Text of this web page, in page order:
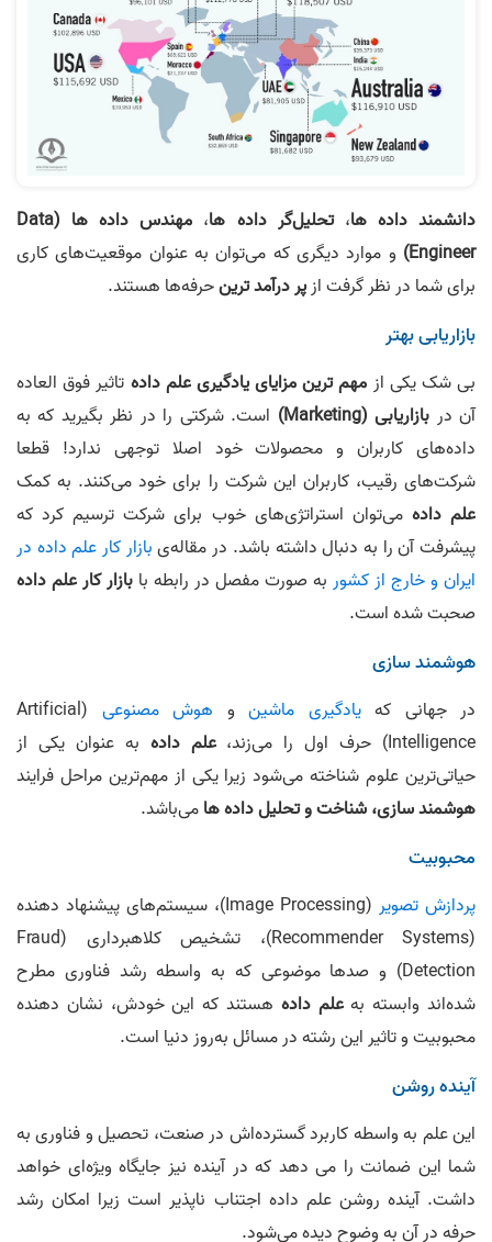
دانشمند داده ها،تحلیل‌گر داده ها،
مهندس داده ها (Data
Engineer) و موارد دیگری که می‌توان به عنوان موقعیت‌های کاری
برای شما در نظر گرفت ازپر درآمد ترینحرفه‌ها هستند.
بازاریابی بهتر
بی شک یکی از مهم ترین مزایای یادگیری علم داده تاثیر فوق العاده
آن در بازاریابی (Marketing)
است. شرکتی را در نظر بگیرید که به
داده‌های کاربران و محصولات خود اصلا توجهی ندارد! قطعا
شرکت‌های رقیب، کاربران این شرکت را برای خود می‌کنند. به کمک
علم داده می‌توان استراتژی‌های خوب برای شرکت ترسیم کرد که
پیشرفت آن را به دنبال داشته باشد. در مقاله‌یبازار کار علم داده در
ایران و خارج از کشور به صورت مفصل در رابطه با بازار کار علم داده
صحبت شده است.
هوشمند سازی
در جهانی کهیادگیری ماشین و هوش مصنوعی
(Artificial
Intelligence) حرف اول را می‌زند،
علم داده به عنوان یکی از
حیاتی‌ترین علوم شناخته می‌شود زیرا یکی از مهم‌ترین مراحل فرایند
هوشمند سازی، شناخت و تحلیل داده هامی‌باشد.
محبوبیت
پردازش تصویر
(Image Processing)، سیستم‌های پیشنهاد دهنده
(Recommender Systems)، تشخیص کلاهبرداری (Fraud
Detection) و صدها موضوعی که به واسطه رشد فناوری مطرح
شده‌اند وابسته بهعلم داده هستند که این خودش، نشان دهنده
محبوبیت و تاثیر این رشته در مسائل به‌روز دنیا است.
آینده روشن
این علم به واسطه کاربرد گسترده‌اش در صنعت، تحصیل و فناوری به
شما این ضمانت را می دهد که در آینده نیز جایگاه ویژه‌ای خواهد
داشت. آینده روشن علم داده اجتناب ناپذیر است زیرا امکان رشد
حرفه در آن به وضوح دیده می‌شود.